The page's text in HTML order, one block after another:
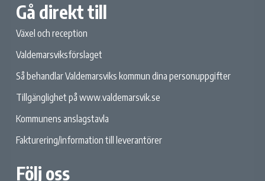
Gå direkt till
Växel och reception
Valdemarsviksförslaget
Så behandlar Valdemarsviks kommun dina personuppgifter
Tillgänglighet på www.valdemarsvik.se
Kommunens anslagstavla
Fakturering/information till leverantörer
Följ oss